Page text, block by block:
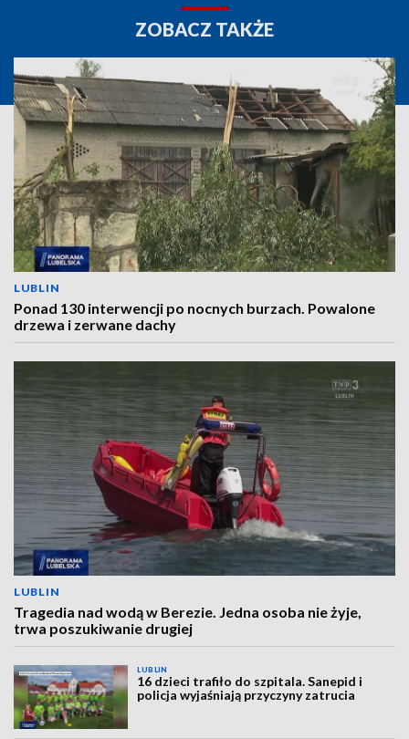
ZOBACZ TAKŻE
LUBLIN
Ponad 130 interwencji po nocnych burzach. Powalone
drzewa i zerwane dachy
LUBLIN
Tragedia nad wodą w Berezie. Jedna osoba nie żyje,
trwa poszukiwanie drugiej
LUBLIN
16 dzieci trafiło do szpitala. Sanepid i
policja wyjaśniają przyczyny zatrucia